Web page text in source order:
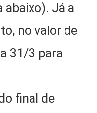
abaixo). Já a
no valor de
31/3 para
final de